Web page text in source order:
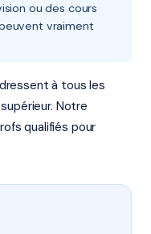
ou des cours
vraiment
à tous les
Notre
qualifiés pour